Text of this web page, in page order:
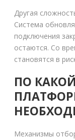
Другая
Система
подключения
остаются. Со
становятся в
ПО
Механизмы